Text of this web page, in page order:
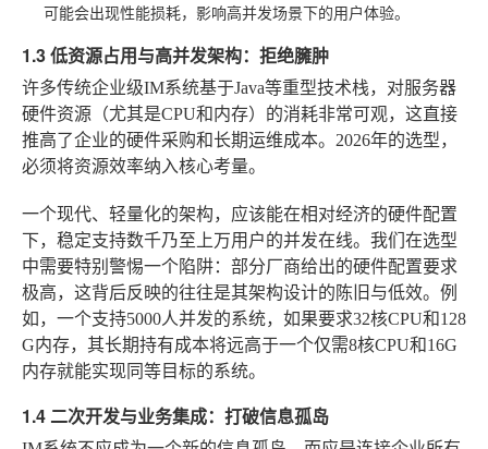
可能会出现性能损耗，影响高并发场景下的用户体验。
1.3 低资源占用与高并发架构：拒绝臃肿
许多传统企业级IM系统基于Java等重型技术栈，对服务器
硬件资源（尤其是CPU和内存）的消耗非常可观，这直接
推高了企业的硬件采购和长期运维成本。2026年的选型，
必须将资源效率纳入核心考量。
一个现代、轻量化的架构，应该能在相对经济的硬件配置
下，稳定支持数千乃至上万用户的并发在线。我们在选型
中需要特别警惕一个陷阱：部分厂商给出的硬件配置要求
极高，这背后反映的往往是其架构设计的陈旧与低效。例
如，一个支持5000人并发的系统，如果要求32核CPU和128
G内存，其长期持有成本将远高于一个仅需8核CPU和16G
内存就能实现同等目标的系统。
1.4 二次开发与业务集成：打破信息孤岛